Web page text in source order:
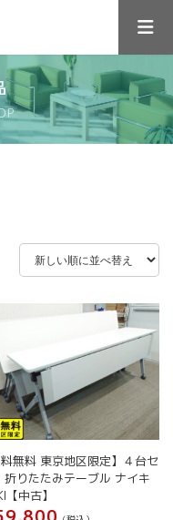
料無料 東京地区限定】４台セ
折りたたみテーブル ナイキ
【中古】